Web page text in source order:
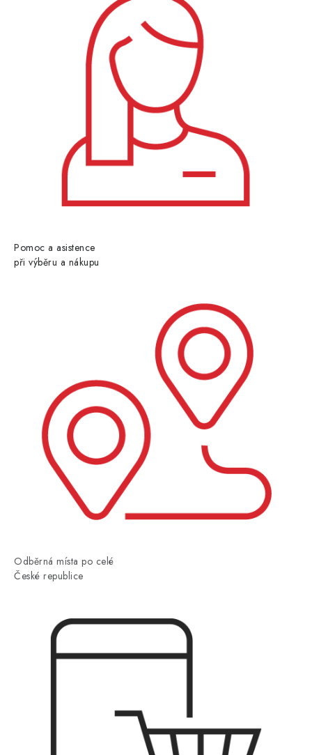
Pomoc a asistence
při výběru a nákupu
Odběrná místa po celé
České republice